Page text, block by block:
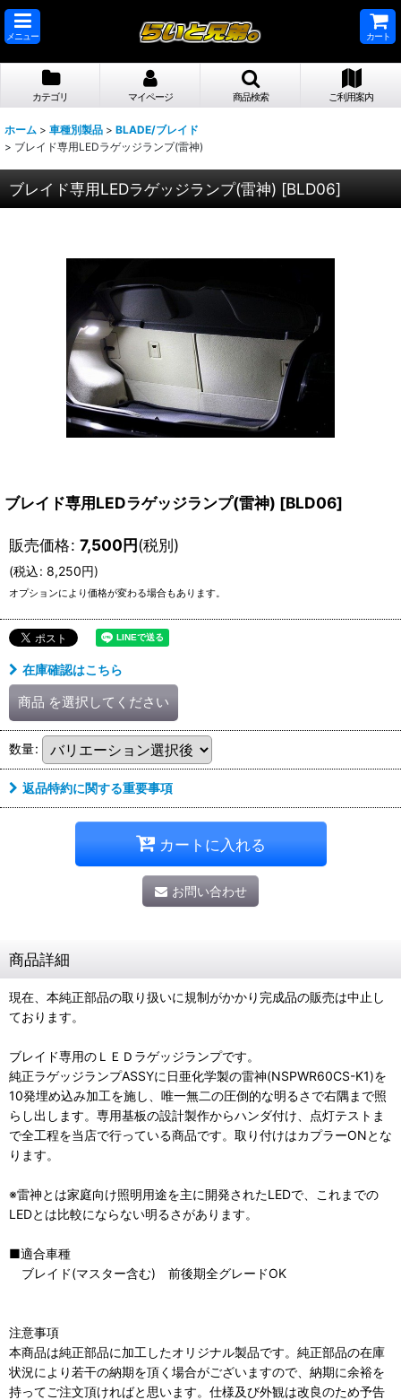
メニュー カート
カテゴリ マイページ 商品検索 ご利用案内
ホーム > 車種別製品 > BLADE/ブレイド
> ブレイド専用LEDラゲッジランプ(雷神)
ブレイド専用LEDラゲッジランプ(雷神) [BLD06]
ブレイド専用LEDラゲッジランプ(雷神) [BLD06]
販売価格: 7,500円(税別)
(税込: 8,250円)
オプションにより価格が変わる場合もあります。
在庫確認はこちら
商品 を選択してください
数量:
返品特約に関する重要事項
カートに入れる
お問い合わせ
商品詳細
現在、本純正部品の取り扱いに規制がかかり完成品の販売は中止し
ております。
ブレイド専用のＬＥＤラゲッジランプです。
純正ラゲッジランプASSYに日亜化学製の雷神(NSPWR60CS-K1)を
10発埋め込み加工を施し、唯一無二の圧倒的な明るさで右隅まで照
らし出します。専用基板の設計製作からハンダ付け、点灯テストま
で全工程を当店で行っている商品です。取り付けはカプラーONとな
ります。
※雷神とは家庭向け照明用途を主に開発されたLEDで、これまでの
LEDとは比較にならない明るさがあります。
■適合車種
ブレイド(マスター含む) 前後期全グレードOK
注意事項
本商品は純正部品に加工したオリジナル製品です。純正部品の在庫
状況により若干の納期を頂く場合がございますので、納期に余裕を
持ってご注文頂ければと思います。仕様及び外観は改良のため予告